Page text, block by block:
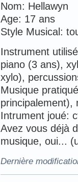
Nom: Hellawyn
Age: 17 ans
Style Musical:
Instrument
piano (3 ans),
xylo),
Musique
principalement),
Intrument joué:
Avez vous déjà
musique, oui...
Dernière